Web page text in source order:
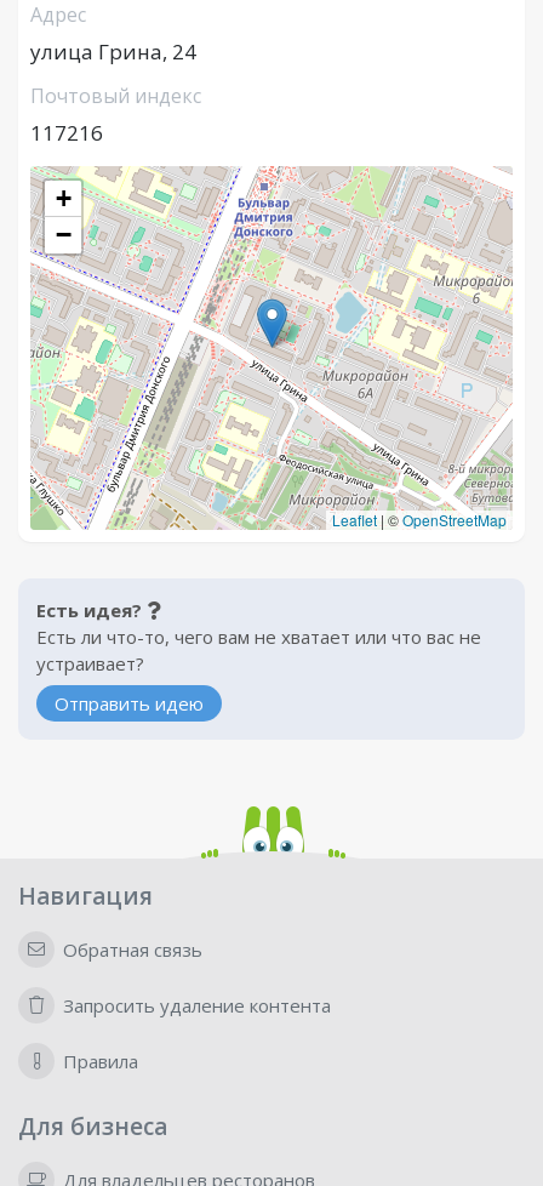
Адрес
улица Грина, 24
Почтовый индекс
117216
+
−
Leaflet | ©OpenStreetMap
Есть идея?
Есть ли что-то, чего вам не хватает или что вас не
устраивает?
Отправить идею
Навигация
Обратная связь
Запросить удаление контента
Правила
Для бизнеса
Для владельцев ресторанов